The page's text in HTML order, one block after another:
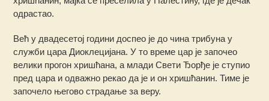
одрастао.
Већ у двадесетој години доспео је до чина трибуна у
служби цара Диоклецијана. У то време цар је започео
велики прогон хришћана, а млади Свети Ђорђе је ступио
пред цара и одважно рекао да је и он хришћанин. Тиме је
започело његово страдање за веру.